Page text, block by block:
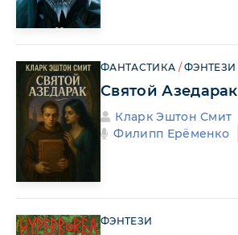
ФАНТАСТИКА /ФЭНТЕЗИ
Святой Азедарак
Кларк Эштон Смит
Филипп Ерёменко
ФЭНТЕЗИ